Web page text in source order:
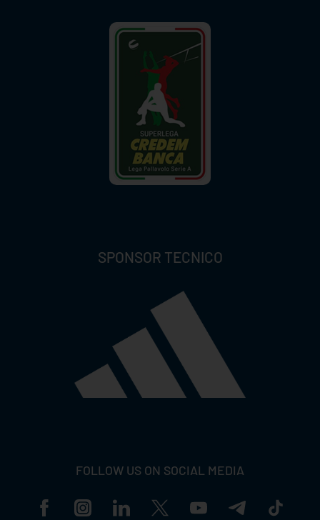
SPONSOR TECNICO
FOLLOW US ON SOCIAL MEDIA